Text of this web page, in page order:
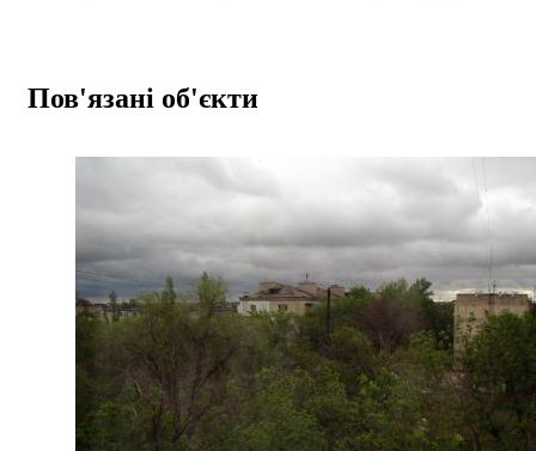
Пов'язані об'єкти